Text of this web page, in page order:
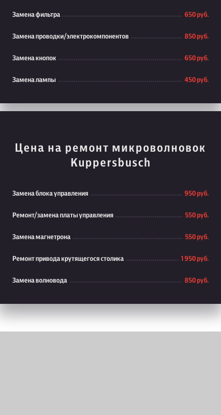
Замена фильтра 650 руб.
Замена проводки/электрокомпонентов 850 руб.
Замена кнопок 650 руб.
Замена лампы 450 руб.
Цена на ремонт микроволновок
Kuppersbusch
Замена блока управления 950 руб.
Ремонт/замена платы управления 550 руб.
Замена магнетрона 550 руб.
Ремонт привода крутящегося столика 1 950 руб.
Замена волновода 850 руб.